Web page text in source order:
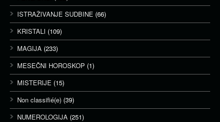
ISTRAŽIVANJE SUDBINE (66)
KRISTALI (109)
MAGIJA (233)
MESEČNI HOROSKOP (1)
MISTERIJE (15)
Non classifié(e) (39)
NUMEROLOGIJA (251)